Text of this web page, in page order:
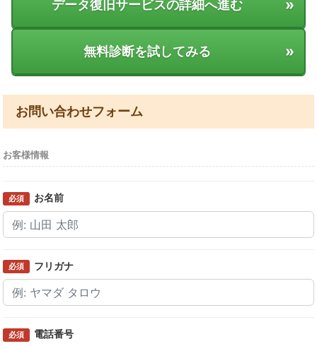
データ復旧サービスの詳細へ進む »
無料診断を試してみる »
お問い合わせフォーム
お客様情報
必須 お名前
必須 フリガナ
必須 電話番号